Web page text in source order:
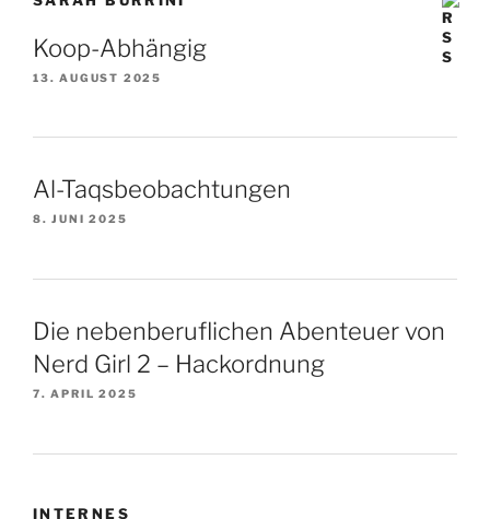
Koop-Abhängig
13. AUGUST 2025
Al-Taqsbeobachtungen
8. JUNI 2025
Die nebenberuflichen Abenteuer von
Nerd Girl 2 – Hackordnung
7. APRIL 2025
INTERNES